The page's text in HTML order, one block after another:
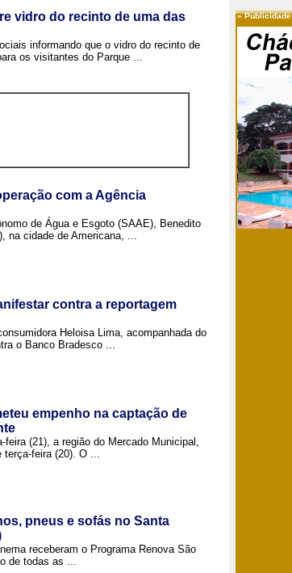
vidro do recinto de uma das
informando que o vidro do recinto de
os visitantes do Parque ...
com a Agência
de Água e Esgoto (SAAE), Benedito
na cidade de Americana, ...
contra a reportagem
Heloisa Lima, acompanhada do
o Banco Bradesco ...
empenho na captação de
(21), a região do Mercado Municipal,
terça-feira (20). O ...
pneus e sofás no Santa
receberam o Programa Renova São
de todas as ...
»Publicidade